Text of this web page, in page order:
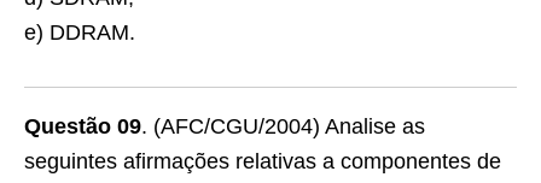
e) DDRAM.
Questão 09. (AFC/CGU/2004) Analise as
seguintes afirmações relativas a componentes de